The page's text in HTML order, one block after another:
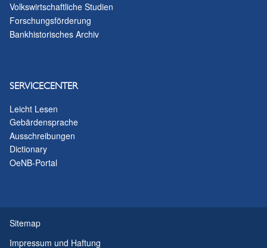
Volkswirtschaftliche Studien
Forschungsförderung
Bankhistorisches Archiv
SERVICECENTER
Leicht Lesen
Gebärdensprache
Ausschreibungen
Dictionary
OeNB-Portal
Sitemap
Impressum und Haftung